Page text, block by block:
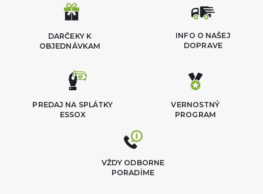
DARČEKY K
OBJEDNÁVKAM
INFO O NAŠEJ
DOPRAVE
VERNOSTNÝ
PROGRAM
PREDAJ NA SPLÁTKY
ESSOX
VŽDY ODBORNE
PORADÍME